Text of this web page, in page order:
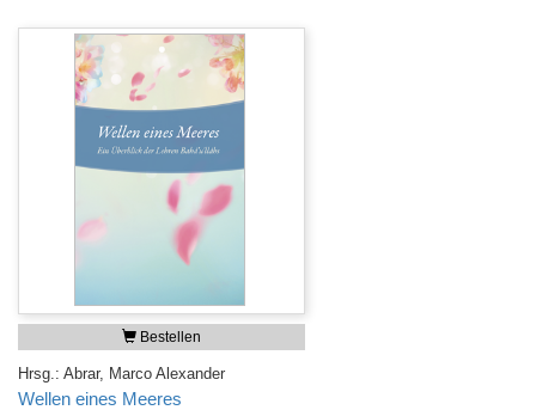
Bestellen
Hrsg.: Abrar, Marco Alexander
Wellen eines Meeres